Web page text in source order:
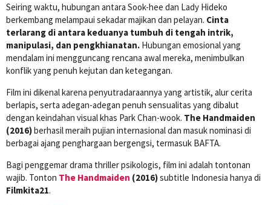
Seiring waktu, hubungan antara Sook-hee dan Lady Hideko
berkembang melampaui sekadar majikan dan pelayan. Cinta
terlarang di antara keduanya tumbuh di tengah intrik,
manipulasi, dan pengkhianatan. Hubungan emosional yang
mendalam ini mengguncang rencana awal mereka, menimbulkan
konflik yang penuh kejutan dan ketegangan.
Film ini dikenal karena penyutradaraannya yang artistik, alur cerita
berlapis, serta adegan-adegan penuh sensualitas yang dibalut
dengan keindahan visual khas Park Chan-wook. The Handmaiden
(2016)berhasil meraih pujian internasional dan masuk nominasi di
berbagai ajang penghargaan bergengsi, termasuk BAFTA.
Bagi penggemar drama thriller psikologis, film ini adalah tontonan
wajib. Tonton The Handmaiden (2016)subtitle Indonesia hanya di
Filmkita21.